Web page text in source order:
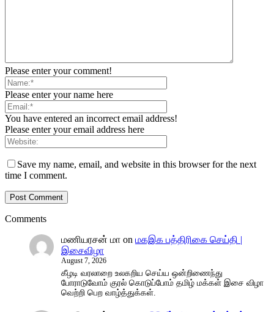
Please enter your comment!
Please enter your name here
You have entered an incorrect email address!
Please enter your email address here
Save my name, email, and website in this browser for the next
time I comment.
Comments
மணியரசன் மா on மகஇக பத்திரிகை செய்தி |
இசைவிழா
August 7, 2026
கீழடி வரலாறை உலகறிய செய்ய ஒன்றிணைந்து
போராடுவோம் குரல் கொடுப்போம் தமிழ் மக்கள் இசை விழா
வெற்றி பெற வாழ்த்துக்கள்.